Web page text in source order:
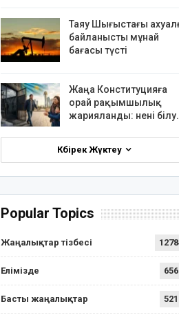
Таяу Шығыстағы
байланысты мұнай
бағасы түсті
Жаңа Конституцияға
орай рақымшылық
жарияланды: нені
Көбірек Жүктеу
Popular Topics
Жаңалықтар тізбесі
Елімізде
Басты жаңалықтар